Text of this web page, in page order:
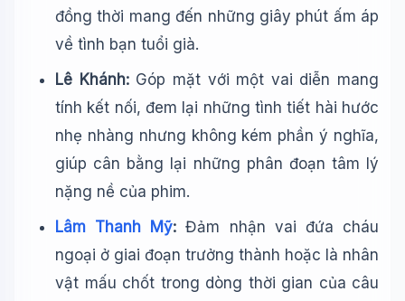
đồng thời mang đến những giây phút ấm áp
về tình bạn tuổi già.
Lê Khánh:Góp mặt với một vai diễn mang
tính kết nối, đem lại những tình tiết hài hước
nhẹ nhàng nhưng không kém phần ý nghĩa,
giúp cân bằng lại những phân đoạn tâm lý
nặng nề của phim.
Lâm Thanh Mỹ: Đảm nhận vai đứa cháu
ngoại ở giai đoạn trưởng thành hoặc là nhân
vật mấu chốt trong dòng thời gian của câu